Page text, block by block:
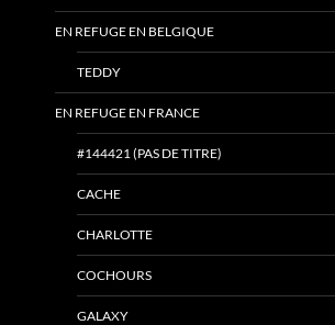
EN REFUGE EN BELGIQUE
TEDDY
EN REFUGE EN FRANCE
#144421 (PAS DE TITRE)
CACHE
CHARLOTTE
COCHOURS
GALAXY